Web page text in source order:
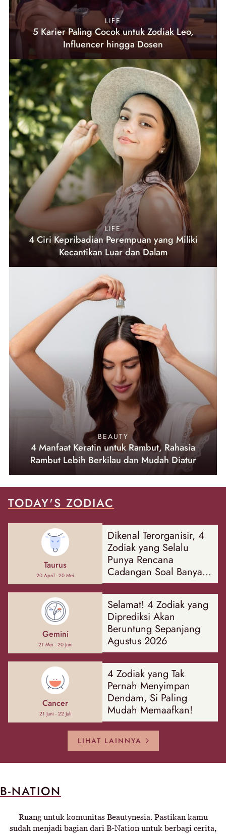
LIFE
5 Karier Paling Cocok untuk Zodiak Leo,
Influencer hingga Dosen
LIFE
4 Ciri Kepribadian Perempuan yang Miliki
Kecantikan Luar dan Dalam
BEAUTY
4 Manfaat Keratin untuk Rambut, Rahasia
Rambut Lebih Berkilau dan Mudah Diatur
TODAY'S ZODIAC
Taurus
20 April - 20 Mei
Dikenal Terorganisir, 4
Zodiak yang Selalu
Punya Rencana
Cadangan Soal Banyak
Hal
Gemini
21 Mei - 20 Juni
Selamat! 4 Zodiak yang
Diprediksi Akan
Beruntung Sepanjang
Agustus 2026
Cancer
21 Juni - 22 Juli
4 Zodiak yang Tak
Pernah Menyimpan
Dendam, Si Paling
Mudah Memaafkan!
LIHAT LAINNYA
B-NATION
Ruang untuk komunitas Beautynesia. Pastikan kamu
sudah menjadi bagian dari B-Nation untuk berbagi cerita,